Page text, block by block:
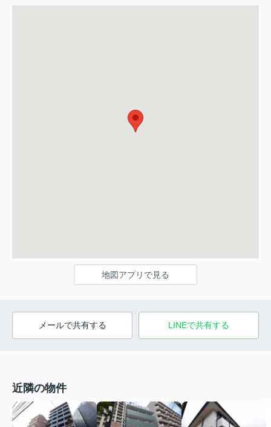
地図アプリで見る
メールで共有する LINEで共有する
近隣の物件